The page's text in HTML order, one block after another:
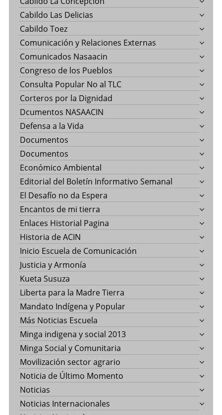
Cabildo Las Delicias
Cabildo Toez
Comunicación y Relaciones Externas
Comunicados Nasaacin
Congreso de los Pueblos
Consulta Popular No al TLC
Corteros por la Dignidad
Dcumentos NASAACIN
Defensa a la Vida
Documentos
Documentos
Económico Ambiental
Editorial del Boletín Informativo Semanal
El Desafío no da Espera
Encantos de mi tierra
Enlaces Historial Pagina
Historia de ACIN
Inicio Escuela de Comunicación
Justicia y Armonía
Kueta Susuza
Liberta para la Madre Tierra
Mandato Indígena y Popular
Más Noticias Escuela
Minga indigena y social 2013
Minga Social y Comunitaria
Movilización sector agrario
Noticia de Último Momento
Noticias
Noticias Internacionales